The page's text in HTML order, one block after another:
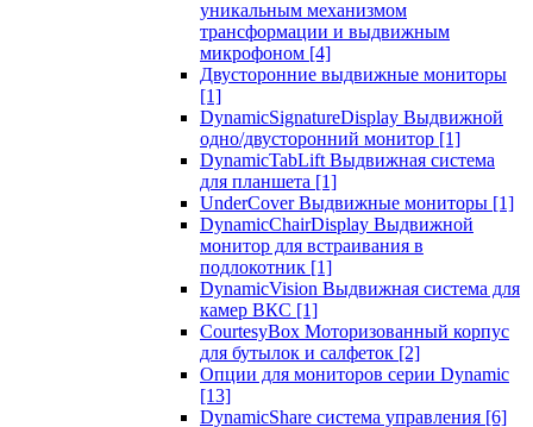
уникальным механизмом
трансформации и выдвижным
микрофоном [4]
Двусторонние выдвижные мониторы
[1]
DynamicSignatureDisplay Выдвижной
одно/двусторонний монитор [1]
DynamicTabLift Выдвижная система
для планшета [1]
UnderCover Выдвижные мониторы [1]
DynamicChairDisplay Выдвижной
монитор для встраивания в
подлокотник [1]
DynamicVision Выдвижная система для
камер ВКС [1]
CourtesyBox Моторизованный корпус
для бутылок и салфеток [2]
Опции для мониторов серии Dynamic
[13]
DynamicShare система управления [6]